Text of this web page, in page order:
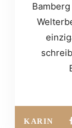
KARIN